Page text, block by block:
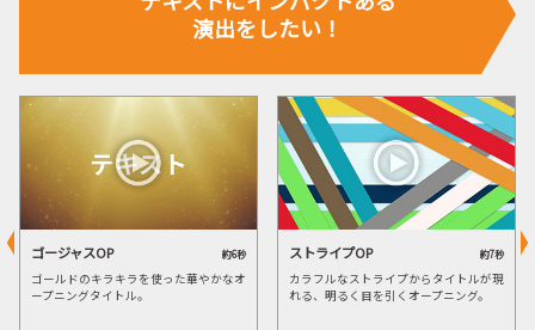
演出をしたい！
ゴージャスOP 約6秒
ゴールドのキラキラを使った華やかなオ
ープニングタイトル。
ストライプOP 約7秒
カラフルなストライプからタイトルが現
れる、明るく目を引くオープニング。